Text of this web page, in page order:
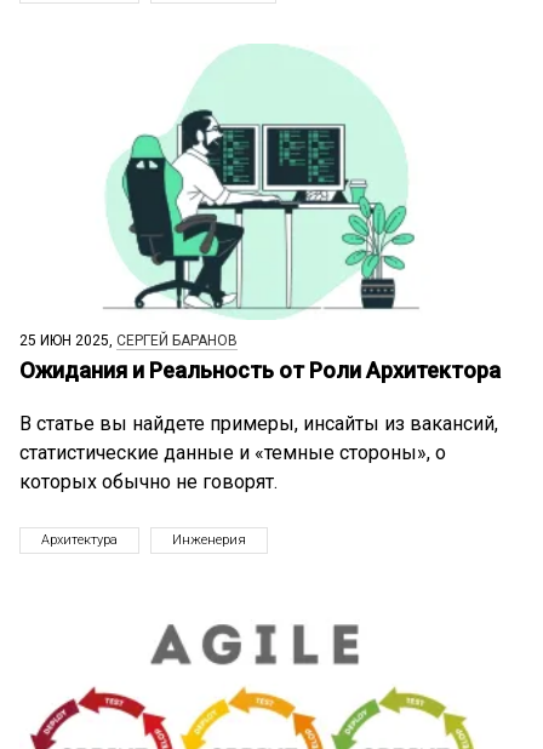
25 ИЮН 2025, СЕРГЕЙ БАРАНОВ
Ожидания и Реальность от Роли Архитектора
В статье вы найдете примеры, инсайты из вакансий,
статистические данные и «темные стороны», о
которых обычно не говорят.
Архитектура Инженерия